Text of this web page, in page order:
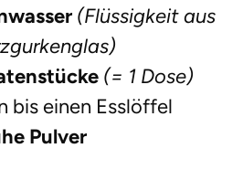
(Flüssigkeit aus
(= 1 Dose)
bis einen Esslöffel
Pulver